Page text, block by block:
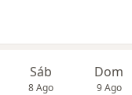
Sáb
8 Ago
Dom
9 Ago